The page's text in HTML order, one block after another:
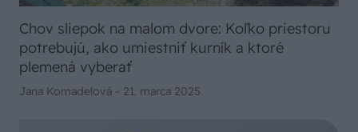
Chov sliepok na malom dvore: Koľko priestoru
potrebujú, ako umiestniť kurník a ktoré
plemená vyberať
Jana Komadelová - 21. marca 2025